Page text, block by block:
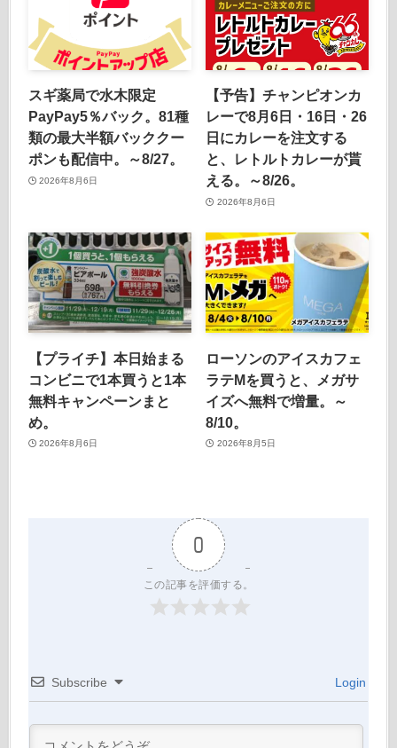
スギ薬局で水木限定
PayPay5％バック。81種
類の最大半額バッククー
ポンも配信中。～8/27。
2026年8月6日
【予告】チャンピオンカ
レーで8月6日・16日・26
日にカレーを注文する
と、レトルトカレーが貰
える。～8/26。
2026年8月6日
【プライチ】本日始まる
コンビニで1本買うと1本
無料キャンペーンまと
め。
2026年8月6日
ローソンのアイスカフェ
ラテMを買うと、メガサ
イズへ無料で増量。～
8/10。
2026年8月5日
0
この記事を評価する。
Subscribe Login